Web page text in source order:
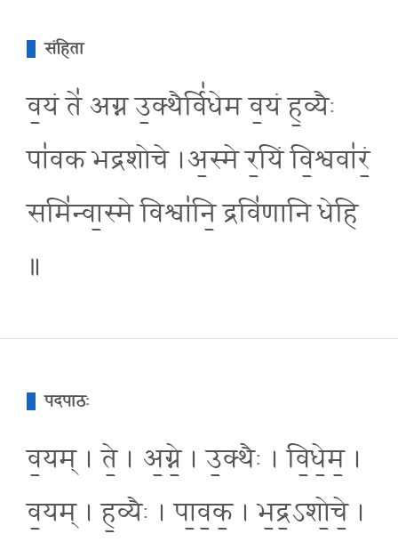
संहिता
व॒यं ते॑ अग्न उ॒क्थैर्वि॑धेम व॒यं ह॒व्यैः
पा॑वक भद्रशोचे ।अ॒स्मे र॒यिं वि॒श्ववा॑रं॒
समि॑न्वा॒स्मे विश्वा॑नि॒ द्रवि॑णानि धेहि
॥
पदपाठः
व॒यम् । ते॒ । अ॒ग्ने॒ । उ॒क्थैः । वि॒धे॒म॒ ।
व॒यम् । ह॒व्यैः । पा॒व॒क॒ । भ॒द्र॒ऽशो॒चे॒ ।